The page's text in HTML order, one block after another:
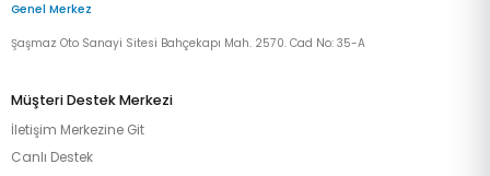
Genel Merkez
Şaşmaz Oto Sanayi Sitesi Bahçekapı Mah. 2570. Cad No: 35-A
Müşteri Destek Merkezi
İletişim Merkezine Git
Canlı Destek